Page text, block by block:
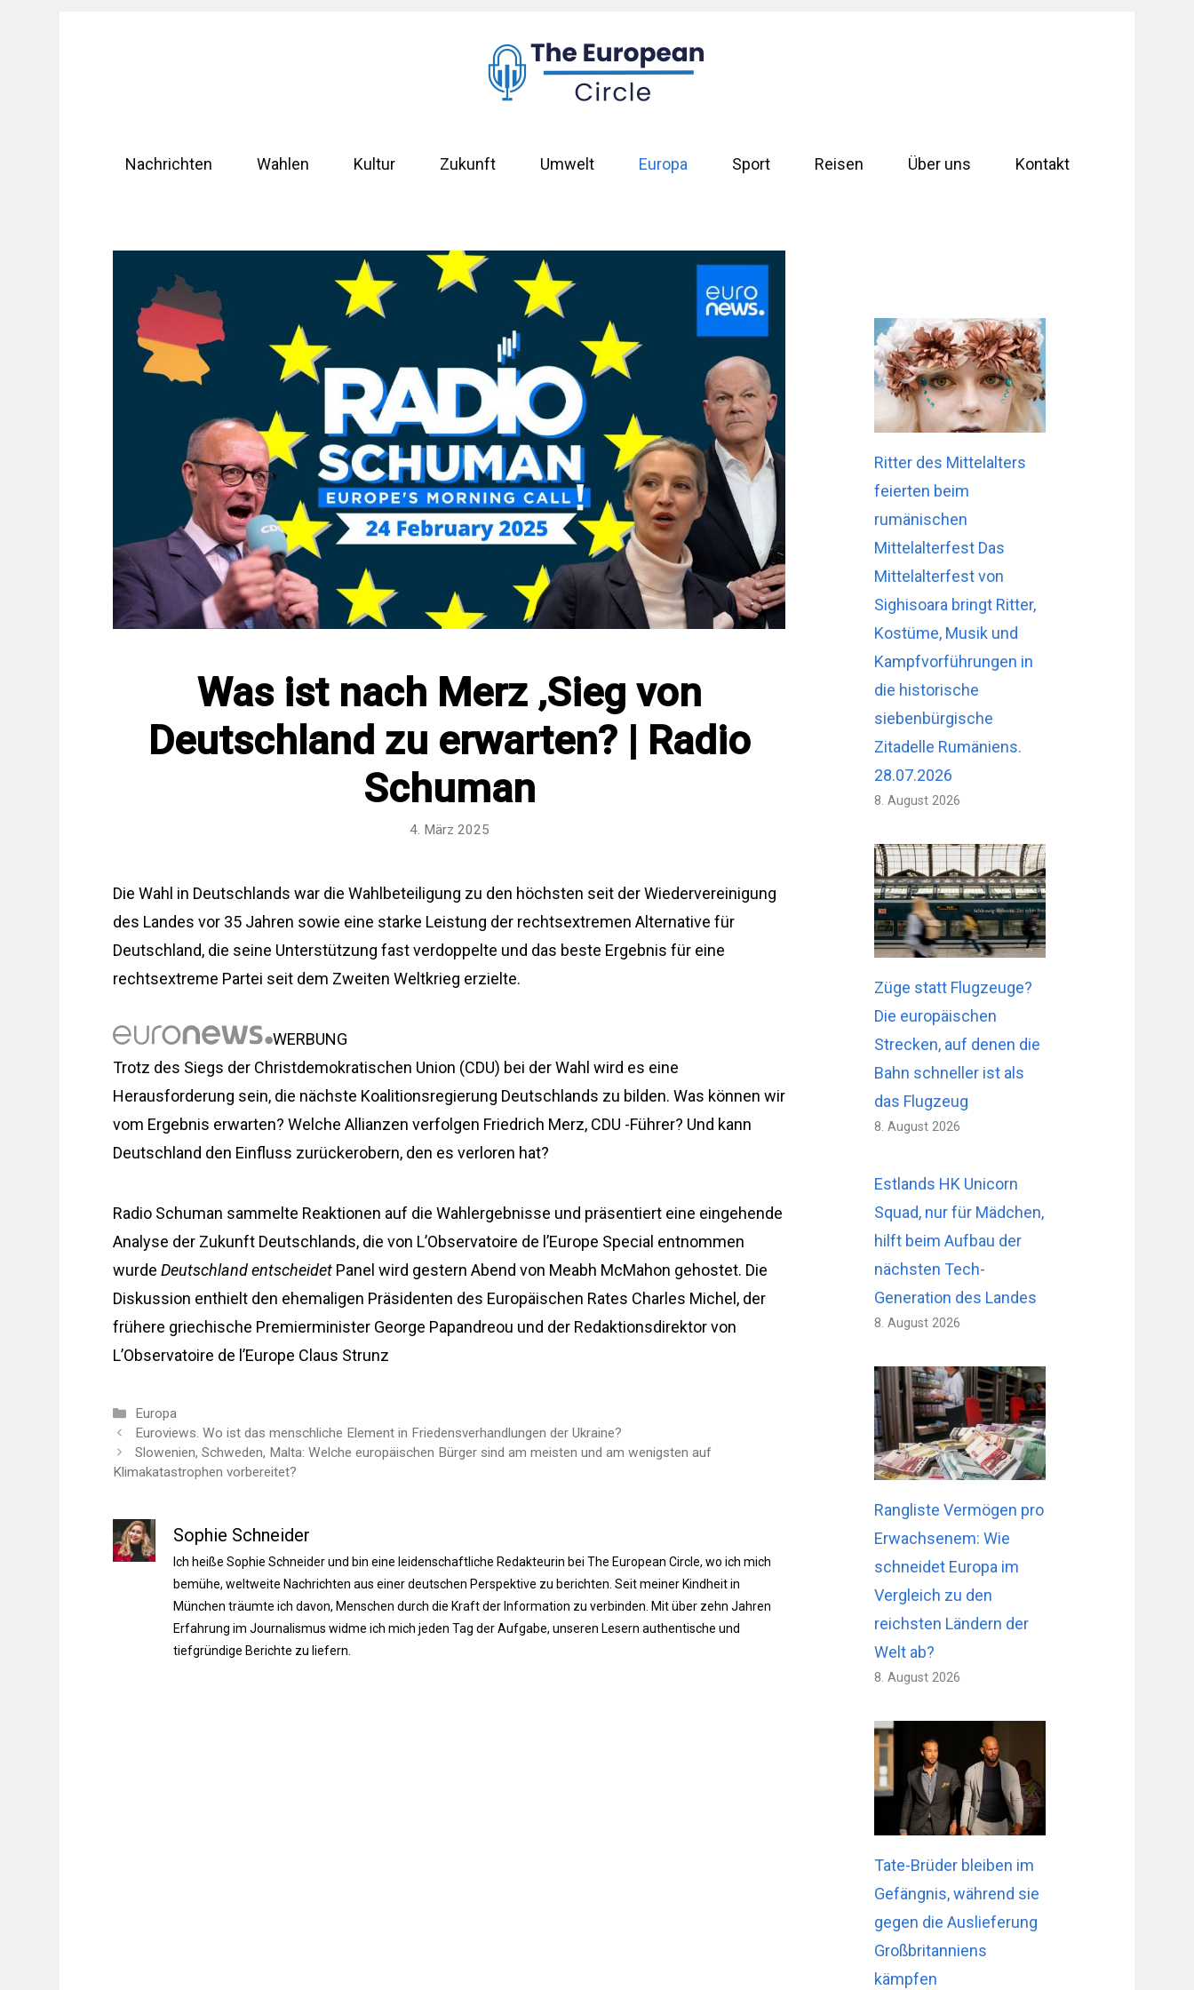
Nachrichten Wahlen Kultur Zukunft Umwelt Europa Sport Reisen Über uns Kontakt
Was ist nach Merz ‚Sieg von
Deutschland zu erwarten? | Radio
Schuman
4. März 2025
Die Wahl in Deutschlands war die Wahlbeteiligung zu den höchsten seit der Wiedervereinigung
des Landes vor 35 Jahren sowie eine starke Leistung der rechtsextremen Alternative für
Deutschland, die seine Unterstützung fast verdoppelte und das beste Ergebnis für eine
rechtsextreme Partei seit dem Zweiten Weltkrieg erzielte.
WERBUNG
Trotz des Siegs der Christdemokratischen Union (CDU) bei der Wahl wird es eine
Herausforderung sein, die nächste Koalitionsregierung Deutschlands zu bilden. Was können wir
vom Ergebnis erwarten? Welche Allianzen verfolgen Friedrich Merz, CDU -Führer? Und kann
Deutschland den Einfluss zurückerobern, den es verloren hat?
Radio Schuman sammelte Reaktionen auf die Wahlergebnisse und präsentiert eine eingehende
Analyse der Zukunft Deutschlands, die von L’Observatoire de l’Europe Special entnommen
wurdeDeutschland entscheidet Panel wird gestern Abend von Meabh McMahon gehostet. Die
Diskussion enthielt den ehemaligen Präsidenten des Europäischen Rates Charles Michel, der
frühere griechische Premierminister George Papandreou und der Redaktionsdirektor von
L’Observatoire de l’Europe Claus Strunz
Kategorien
Europa
Euroviews. Wo ist das menschliche Element in Friedensverhandlungen der Ukraine?
Slowenien, Schweden, Malta: Welche europäischen Bürger sind am meisten und am wenigsten auf
Klimakatastrophen vorbereitet?
Sophie Schneider
Ich heiße Sophie Schneider und bin eine leidenschaftliche Redakteurin bei The European Circle, wo ich mich
bemühe, weltweite Nachrichten aus einer deutschen Perspektive zu berichten. Seit meiner Kindheit in
München träumte ich davon, Menschen durch die Kraft der Information zu verbinden. Mit über zehn Jahren
Erfahrung im Journalismus widme ich mich jeden Tag der Aufgabe, unseren Lesern authentische und
tiefgründige Berichte zu liefern.
Ritter des Mittelalters
feierten beim
rumänischen
Mittelalterfest Das
Mittelalterfest von
Sighisoara bringt Ritter,
Kostüme, Musik und
Kampfvorführungen in
die historische
siebenbürgische
Zitadelle Rumäniens.
28.07.2026
8. August 2026
Züge statt Flugzeuge?
Die europäischen
Strecken, auf denen die
Bahn schneller ist als
das Flugzeug
8. August 2026
Estlands HK Unicorn
Squad, nur für Mädchen,
hilft beim Aufbau der
nächsten Tech-
Generation des Landes
8. August 2026
Rangliste Vermögen pro
Erwachsenem: Wie
schneidet Europa im
Vergleich zu den
reichsten Ländern der
Welt ab?
8. August 2026
Tate-Brüder bleiben im
Gefängnis, während sie
gegen die Auslieferung
Großbritanniens
kämpfen